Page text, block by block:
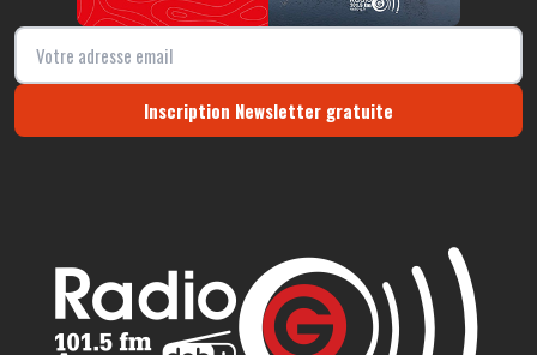
Inscription Newsletter gratuite